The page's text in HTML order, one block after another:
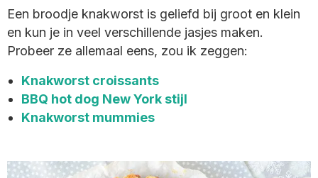
Een broodje knakworst is geliefd bij groot en klein
en kun je in veel verschillende jasjes maken.
Probeer ze allemaal eens, zou ik zeggen:
Knakworst croissants
BBQ hot dog New York stijl
Knakworst mummies